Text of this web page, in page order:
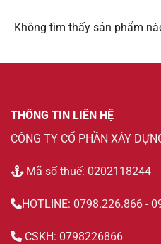
Không tìm thấy sản phẩm
THÔNG TIN LIÊN HỆ
CÔNG TY CỔ PHẦN XÂY
Mã số thuế: 0202118244
HOTLINE: 0798.226.866 -
CSKH: 0798226866